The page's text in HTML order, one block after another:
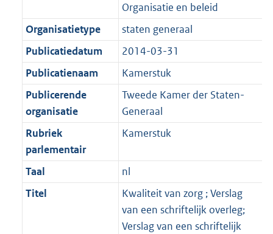
Organisatie en beleid
Organisatietype
staten generaal
Publicatiedatum
2014-03-31
Publicatienaam
Kamerstuk
Publicerende
organisatie
Tweede Kamer der Staten-
Generaal
Rubriek
parlementair
Kamerstuk
Taal
nl
Titel
Kwaliteit van zorg ; Verslag
van een schriftelijk overleg;
Verslag van een schriftelijk